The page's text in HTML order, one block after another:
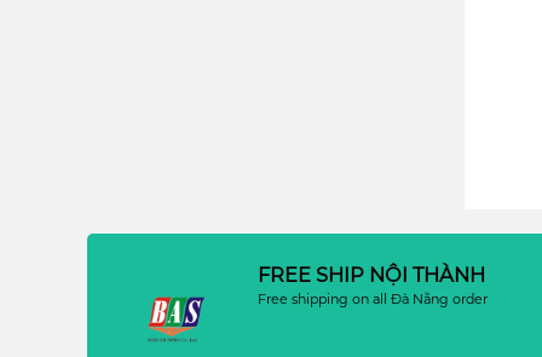
FREE SHIP NỘI THÀNH
Free shipping on all Đà Nẵng order